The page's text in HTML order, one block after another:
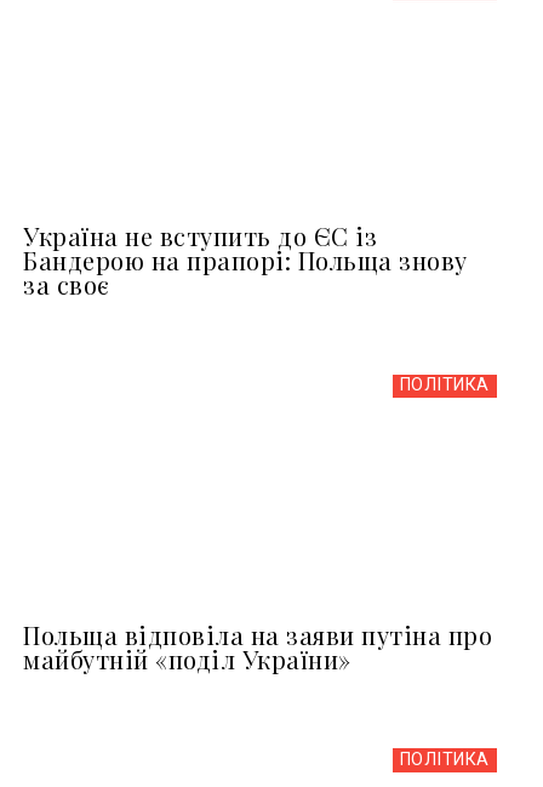
Україна не вступить до ЄС із
Бандерою на прапорі: Польща знову
за своє
ПОЛІТИКА
Польща відповіла на заяви путіна про
майбутній «поділ України»
ПОЛІТИКА